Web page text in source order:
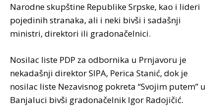
Narodne skupštine Republike Srpske, kao i lideri
pojedinih stranaka, ali i neki bivši i sadašnji
ministri, direktori ili gradonačelnici.
Nosilac liste PDP za odbornika u Prnjavoru je
nekadašnji direktor SIPA, Perica Stanić, dok je
nosilac liste Nezavisnog pokreta “Svojim putem” u
Banjaluci bivši gradonačelnik Igor Radojičić.